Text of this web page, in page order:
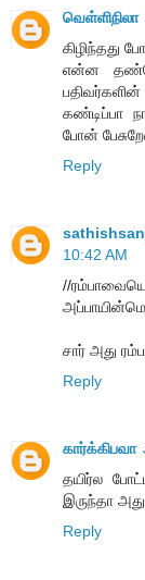
வெள்ளிநிலா
கிழிந்தது
என்ன
கண்டிப்பா
போன்
Reply
10:42 AM
//
சார் அது
Reply
கார்க்கிபவா
தயிர்ல
இருந்தா
Reply